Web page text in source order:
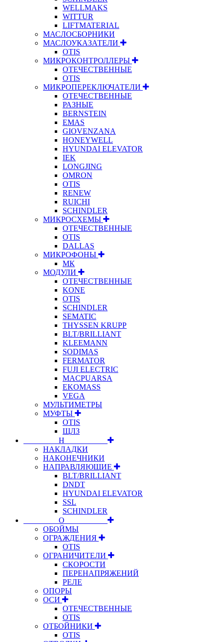
WELLMAKS
WITTUR
LIFTMATERIAL
МАСЛОСБОРНИКИ
МАСЛОУКАЗАТЕЛИ
OTIS
МИКРОКОНТРОЛЛЕРЫ
ОТЕЧЕСТВЕННЫЕ
OTIS
МИКРОПЕРЕКЛЮЧАТЕЛИ
ОТЕЧЕСТВЕННЫЕ
РАЗНЫЕ
BERNSTEIN
EMAS
GIOVENZANA
HONEYWELL
HYUNDAI ELEVATOR
IEK
LONGJING
OMRON
OTIS
RENEW
RUICHI
SCHINDLER
МИКРОСХЕМЫ
ОТЕЧЕСТВЕННЫЕ
OTIS
DALLAS
МИКРОФОНЫ
МК
МОДУЛИ
ОТЕЧЕСТВЕННЫЕ
KONE
OTIS
SCHINDLER
SEMATIC
THYSSEN KRUPP
BLT/BRILLIANT
KLEEMANN
SODIMAS
FERMATOR
FUJI ELECTRIC
MACPUARSA
EKOMASS
VEGA
МУЛЬТИМЕТРЫ
МУФТЫ
OTIS
ЩЛЗ
⠀⠀⠀⠀⠀⠀Н⠀⠀⠀⠀⠀⠀⠀
НАКЛАДКИ
НАКОНЕЧНИКИ
НАПРАВЛЯЮЩИЕ
BLT/BRILLIANT
DNDT
HYUNDAI ELEVATOR
SSL
SCHINDLER
⠀⠀⠀⠀⠀⠀О⠀⠀⠀⠀⠀⠀⠀
ОБОЙМЫ
ОГРАЖДЕНИЯ
OTIS
ОГРАНИЧИТЕЛИ
СКОРОСТИ
ПЕРЕНАПРЯЖЕНИЙ
РЕЛЕ
ОПОРЫ
ОСИ
ОТЕЧЕСТВЕННЫЕ
OTIS
ОТБОЙНИКИ
OTIS